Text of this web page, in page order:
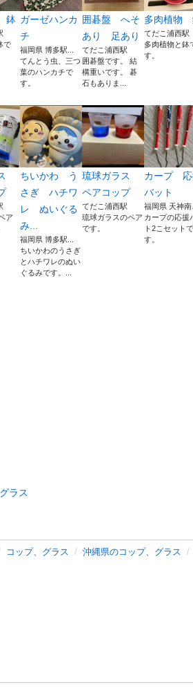
鉢
で
ガーゼハンカ
チ
福岡県 博多駅...
てんとう虫、三つ
葉のハンカチで
す。
囲碁盤 へそ
あり 足あり
てだこ浦西駅
囲碁盤です。 結
構重いです。 碁
石もありま...
多肉植物
てだこ浦西駅
多肉植物と鉢
す。
ア
ちいかわ う
さぎ ハチワ
レ ぬいぐる
み...
福岡県 博多駅...
ちいかわのうさぎ
とハチワレのぬい
ぐるみです。...
琉球ガラス
ペアコップ
てだこ浦西駅
琉球ガラスのペア
です。
カープ 応
バット
福岡県 天神南...
カープの応援
ト2こセットで
す。
ラス
コップ、グラス 沖縄県のコップ、グラス